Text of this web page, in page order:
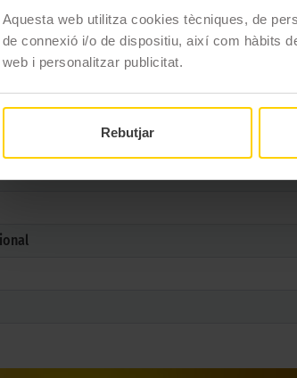
Aquesta web utilitza cookies tècniques, de
de connexió i/o de dispositiu, així com hàbits
web i personalitzar publicitat.
Rebutjar